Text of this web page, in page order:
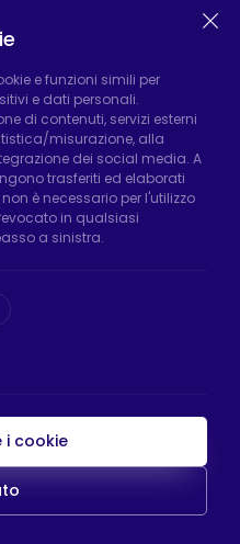
Industrial Zone,
34555
46
HTS
e funzioni simili per
e dati personali.
di contenuti, servizi esterni
misurazione, alla
dei social media. A
trasferiti ed elaborati
è necessario per l'utilizzo
in qualsiasi
a sinistra.
i cookie